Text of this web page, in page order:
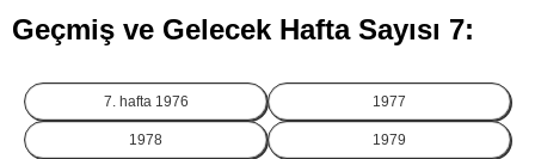
Geçmiş ve Gelecek Hafta Sayısı 7:
7. hafta 1976 1977
1978 1979